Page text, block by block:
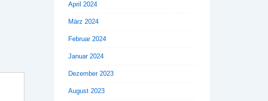
April 2024
März 2024
Februar 2024
Januar 2024
Dezember 2023
August 2023